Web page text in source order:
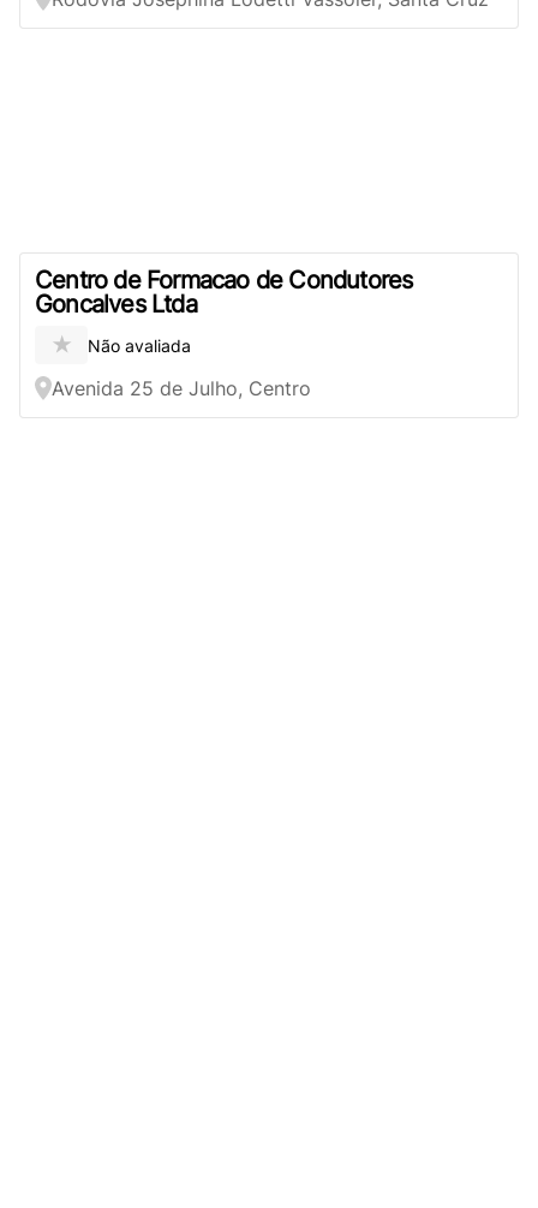
Centro de Formacao de Condutores
Goncalves Ltda
★ Não avaliada
Avenida 25 de Julho, Centro